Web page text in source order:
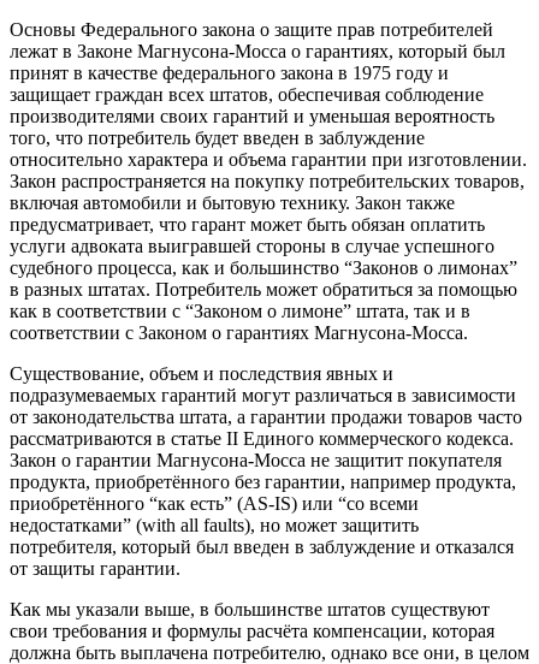
Основы Федерального закона о защите прав потребителей
лежат в Законе Магнусона-Мосса о гарантиях, который был
принят в качестве федерального закона в 1975 году и
защищает граждан всех штатов, обеспечивая соблюдение
производителями своих гарантий и уменьшая вероятность
того, что потребитель будет введен в заблуждение
относительно характера и объема гарантии при изготовлении.
Закон распространяется на покупку потребительских товаров,
включая автомобили и бытовую технику. Закон также
предусматривает, что гарант может быть обязан оплатить
услуги адвоката выигравшей стороны в случае успешного
судебного процесса, как и большинство “Законов о лимонах”
в разных штатах. Потребитель может обратиться за помощью
как в соответствии с “Законом о лимоне” штата, так и в
соответствии с Законом о гарантиях Магнусона-Мосса.
Существование, объем и последствия явных и
подразумеваемых гарантий могут различаться в зависимости
от законодательства штата, а гарантии продажи товаров часто
рассматриваются в статье II Единого коммерческого кодекса.
Закон о гарантии Магнусона-Мосса не защитит покупателя
продукта, приобретённого без гарантии, например продукта,
приобретённого “как есть” (AS-IS) или “со всеми
недостатками” (with all faults), но может защитить
потребителя, который был введен в заблуждение и отказался
от защиты гарантии.
Как мы указали выше, в большинстве штатов существуют
свои требования и формулы расчёта компенсации, которая
должна быть выплачена потребителю, однако все они, в целом